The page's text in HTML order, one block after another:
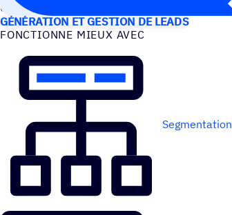
CAS D’UTILISATION
GÉNÉRATION ET GESTION DE LEADS
FONC­TIONNE MIEUX AVEC
Segmentation